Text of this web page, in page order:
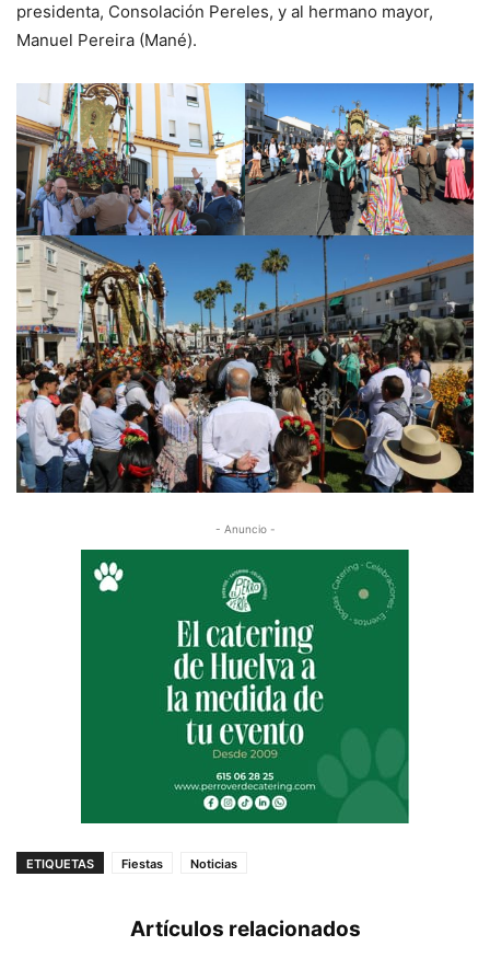
presidenta, Consolación Pereles, y al hermano mayor,
Manuel Pereira (Mané).
- Anuncio -
ETIQUETAS Fiestas Noticias
Artículos relacionados